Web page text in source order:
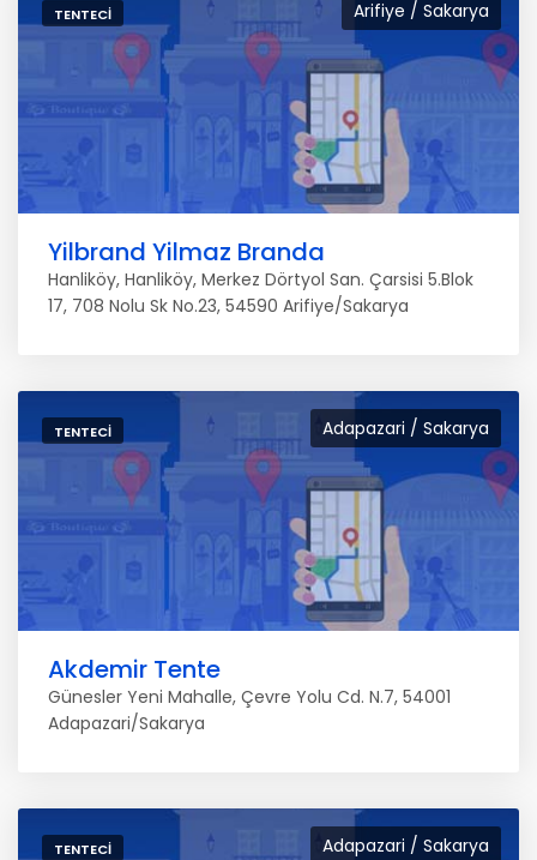
Arifiye / Sakarya
TENTECI
Yilbrand Yilmaz Branda
Hanliköy, Hanliköy, Merkez Dörtyol San. Çarsisi 5.Blok
17, 708 Nolu Sk No.23, 54590 Arifiye/Sakarya
Adapazari / Sakarya
TENTECI
Akdemir Tente
Günesler Yeni Mahalle, Çevre Yolu Cd. N.7, 54001
Adapazari/Sakarya
Adapazari / Sakarya
TENTECI